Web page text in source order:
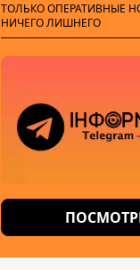
ТОЛЬКО ОПЕРАТИВНЫЕ
НИЧЕГО ЛИШНЕГО